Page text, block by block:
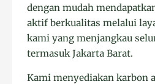
dengan mudah
aktif berkualitas melalui
kami yang menjangkau
termasuk Jakarta Barat.
Kami menyediakan karbon